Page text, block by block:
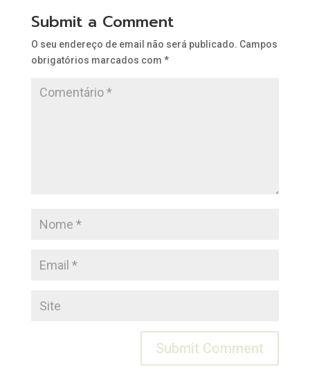
Submit a Comment
O seu endereço de email não será publicado. Campos
obrigatórios marcados com *